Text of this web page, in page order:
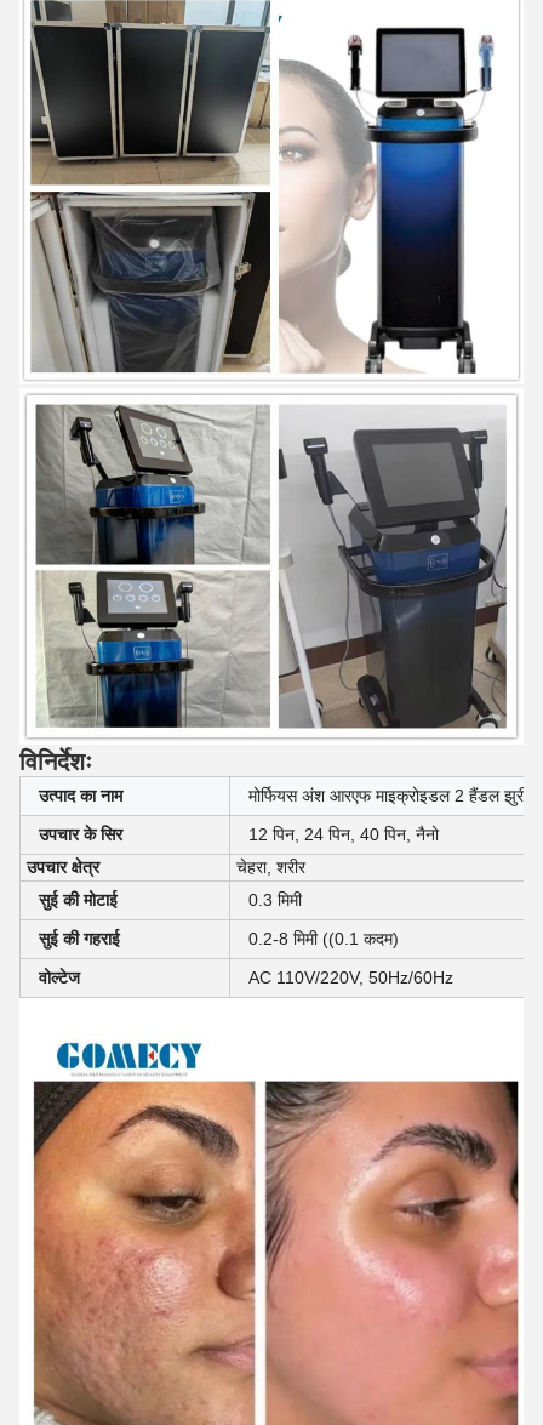
विनिर्देशः
उत्पाद का नाम
मोर्फियस अंश आरएफ माइक्रोइडल 2 हैंडल झुर्री
उपचार के सिर
12 पिन, 24 पिन, 40 पिन, नैनो
उपचार क्षेत्र
चेहरा, शरीर
सुई की मोटाई
0.3 मिमी
सुई की गहराई
0.2-8 मिमी ((0.1 कदम)
वोल्टेज
AC 110V/220V, 50Hz/60Hz